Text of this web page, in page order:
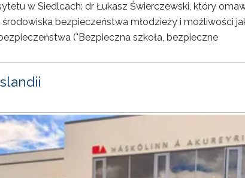
w Siedlcach: dr Łukasz Świerczewski, który
bezpieczeństwa młodzieży i możliwości
("Bezpieczna szkoła, bezpieczne